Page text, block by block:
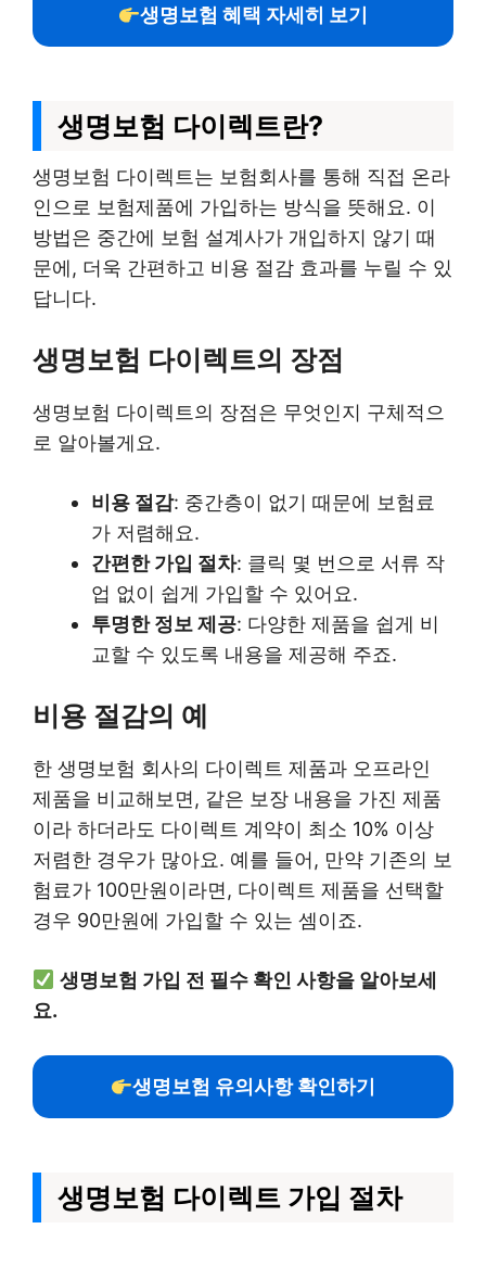
생명보험 혜택 자세히 보기
생명보험 다이렉트란?
생명보험 다이렉트는 보험회사를 통해 직접 온라
인으로 보험제품에 가입하는 방식을 뜻해요. 이
방법은 중간에 보험 설계사가 개입하지 않기 때
문에, 더욱 간편하고 비용 절감 효과를 누릴 수 있
답니다.
생명보험 다이렉트의 장점
생명보험 다이렉트의 장점은 무엇인지 구체적으
로 알아볼게요.
비용 절감: 중간층이 없기 때문에 보험료
가 저렴해요.
간편한 가입 절차: 클릭 몇 번으로 서류 작
업 없이 쉽게 가입할 수 있어요.
투명한 정보 제공: 다양한 제품을 쉽게 비
교할 수 있도록 내용을 제공해 주죠.
비용 절감의 예
한 생명보험 회사의 다이렉트 제품과 오프라인
제품을 비교해보면, 같은 보장 내용을 가진 제품
이라 하더라도 다이렉트 계약이 최소 10% 이상
저렴한 경우가 많아요. 예를 들어, 만약 기존의 보
험료가 100만원이라면, 다이렉트 제품을 선택할
경우 90만원에 가입할 수 있는 셈이죠.
생명보험 가입 전 필수 확인 사항을 알아보세
요.
생명보험 유의사항 확인하기
생명보험 다이렉트 가입 절차